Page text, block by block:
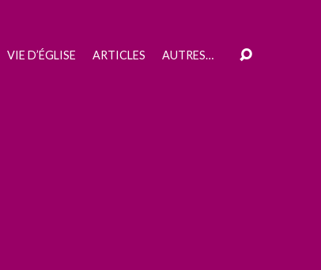
VIE D’ÉGLISE ARTICLES AUTRES…